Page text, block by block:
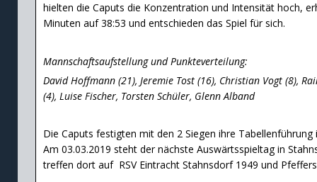
hielten die Caputs die Konzentration und Intensität hoch,
Minuten auf 38:53 und entschieden das Spiel für sich.
Mannschaftsaufstellung und Punkteverteilung:
David Hoffmann (21), Jeremie Tost (16), Christian Vogt (8),
(4), Luise Fischer, Torsten Schüler, Glenn Alband
Die Caputs festigten mit den 2 Siegen ihre Tabellenführung
Am 03.03.2019 steht der nächste Auswärtsspieltag in
treffen dort auf RSV Eintracht Stahnsdorf 1949 und